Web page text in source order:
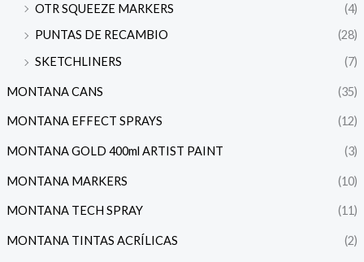
OTR SQUEEZE MARKERS
(4)
PUNTAS DE RECAMBIO
(28)
SKETCHLINERS
(7)
MONTANA CANS (35)
MONTANA EFFECT SPRAYS (12)
MONTANA GOLD 400ml ARTIST PAINT (3)
MONTANA MARKERS (10)
MONTANA TECH SPRAY (11)
MONTANA TINTAS ACRÍLICAS (2)